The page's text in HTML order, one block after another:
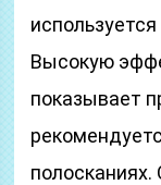
Высокую
показывает